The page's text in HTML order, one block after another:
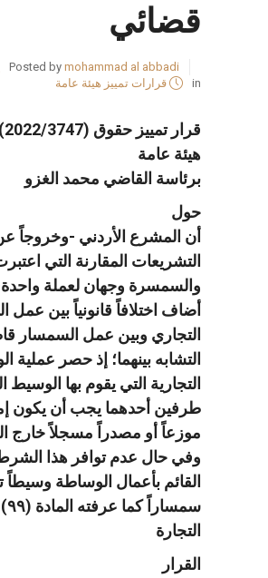
قضائي
Posted by mohammad al abbadi
in
قرارات تمييز هيئة عامة
قرار تمييز حقوق (2022/3747)
هيئة عامة
برئاسة القاضي محمد الغزو
حول
أن المشرع الأردني -وخروجاً
التشريعات المقارنة التي
والسمسرة وجهان لعملة
أضاف اختلافاً قانونياً بين عمل
التجاري وبين عمل السمسار
التشابه بينهما؛ إذ حصر عملية
التجارية التي يقوم بها الوسيط
طرفين أحدهما يجب أن يكون
موزعاً أو مصدراً مسجلاً خارج
وفي حال عدم توافر هذا الشرط
القائم بأعمال الوساطة وسيطاً
التجارة
القرار